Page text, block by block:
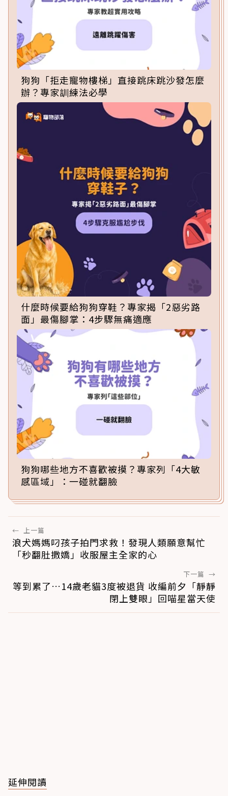
狗狗「拒走寵物樓梯」直接跳床跳沙發怎麼
辦？專家訓練法必學
什麼時候要給狗狗穿鞋？專家揭「2惡劣路
面」最傷腳掌：4步驟無痛適應
狗狗哪些地方不喜歡被摸？專家列「4大敏
感區域」：一碰就翻臉
← 上一篇
浪犬媽媽叼孩子拍門求救！發現人類願意幫忙
「秒翻肚撒嬌」收服屋主全家的心
下一篇 →
等到累了…14歲老貓3度被退貨 收編前夕「靜靜
閉上雙眼」回喵星當天使
延伸閱讀